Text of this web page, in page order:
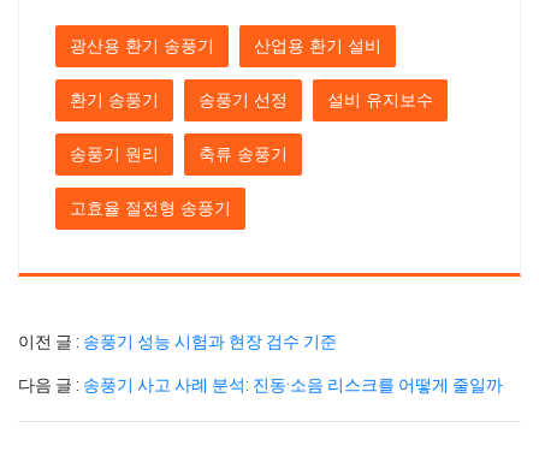
광산용 환기 송풍기 산업용 환기 설비
환기 송풍기 송풍기 선정 설비 유지보수
송풍기 원리 축류 송풍기
고효율 절전형 송풍기
이전 글 : 송풍기 성능 시험과 현장 검수 기준
다음 글 : 송풍기 사고 사례 분석: 진동·소음 리스크를 어떻게 줄일까